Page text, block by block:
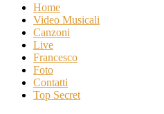
Home
Video Musicali
Canzoni
Live
Francesco
Foto
Contatti
Top Secret